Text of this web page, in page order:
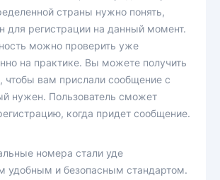
страны нужно понять,
для регистрации на данный момент.
можно проверить уже
на практике. Вы можете получить
чтобы вам прислали сообщение с
нужен. Пользователь сможет
когда придет сообщение.
номера стали уде
удобным и безопасным стандартом.